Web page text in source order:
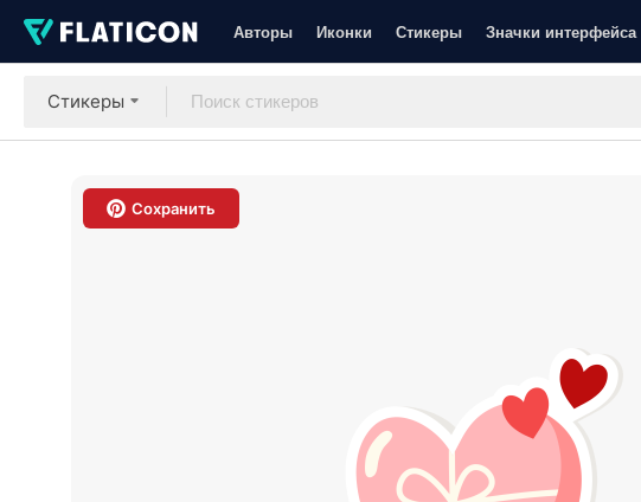
Авторы Иконки Стикеры Значки интерфейса
Стикеры
Сохранить